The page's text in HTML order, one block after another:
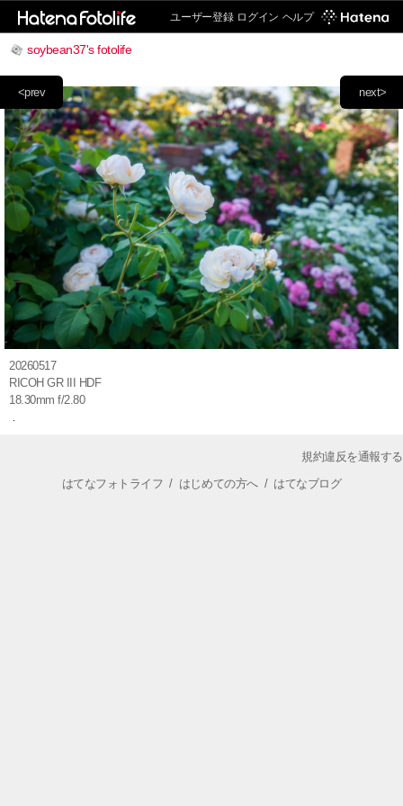
ユーザー登録 ログイン ヘルプ
soybean37's fotolife
next>
<prev
20260517
RICOH GR III HDF
18.30mm f/2.80
規約違反を通報する
はてなフォトライフ / はじめての方へ/ はてなブログ